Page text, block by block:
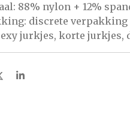
88% nylon + 12%
discrete verpakking
jurkjes, korte
S